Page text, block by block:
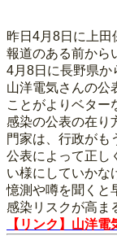
昨日4月8日に上田
報道のある前から
4月8日に長野県か
山洋電気さんの公
ことがよりベター
感染の公表の在り
門家は、行政がも
公表によって正し
い様にしていかな
憶測や噂を聞くと
感染リスクが高ま
【リンク】山洋